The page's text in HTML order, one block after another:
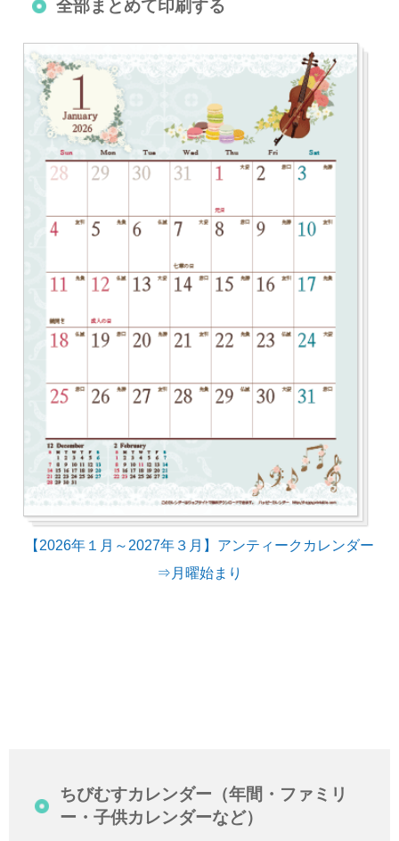
全部まとめて印刷する
【2026年１月～2027年３月】アンティークカレンダー
⇒月曜始まり
ちびむすカレンダー（年間・ファミリ
ー・子供カレンダーなど）